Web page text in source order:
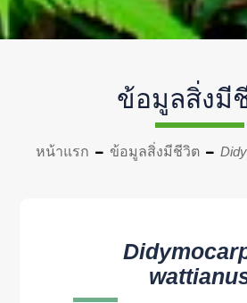
ข้อมูลสิ่งมี
หน้าแรก ข้อมูลสิ่งมีชีวิต